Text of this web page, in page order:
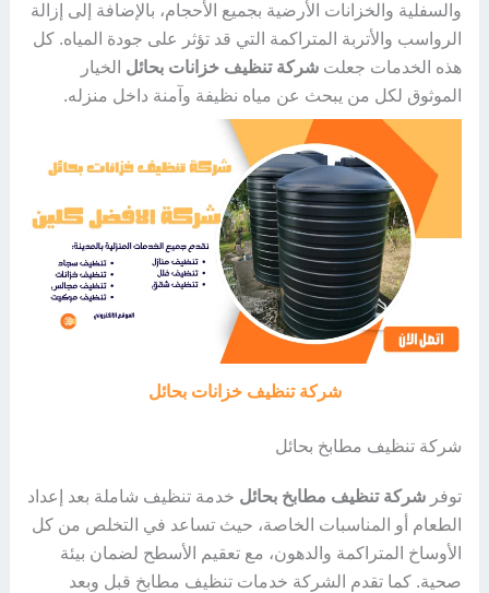
والسفلية والخزانات الأرضية بجميع الأحجام، بالإضافة إلى إزالة
الرواسب والأتربة المتراكمة التي قد تؤثر على جودة المياه. كل
هذه الخدمات جعلت شركة تنظيف خزانات بحائل الخيار
الموثوق لكل من يبحث عن مياه نظيفة وآمنة داخل منزله.
شركة تنظيف خزانات بحائل
شركة تنظيف مطابخ بحائل
توفر شركة تنظيف مطابخ بحائل خدمة تنظيف شاملة بعد إعداد
الطعام أو المناسبات الخاصة، حيث تساعد في التخلص من كل
الأوساخ المتراكمة والدهون، مع تعقيم الأسطح لضمان بيئة
صحية. كما تقدم الشركة خدمات تنظيف مطابخ قبل وبعد